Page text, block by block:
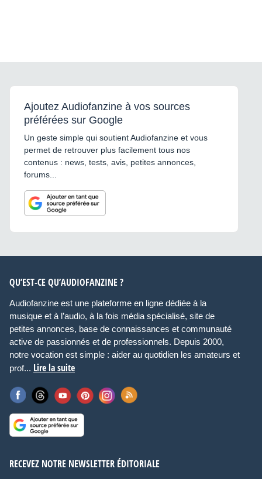
Ajoutez Audiofanzine à vos sources
préférées sur Google
Un geste simple qui soutient Audiofanzine et vous
permet de retrouver plus facilement tous nos
contenus : news, tests, avis, petites annonces,
forums...
QU’EST-CE QU’AUDIOFANZINE ?
Audiofanzine est une plateforme en ligne dédiée à la
musique et à l’audio, à la fois média spécialisé, site de
petites annonces, base de connaissances et communauté
active de passionnés et de professionnels. Depuis 2000,
notre vocation est simple : aider au quotidien les amateurs et
prof... Lire la suite
RECEVEZ NOTRE NEWSLETTER ÉDITORIALE